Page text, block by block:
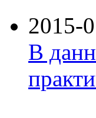
2015-
В